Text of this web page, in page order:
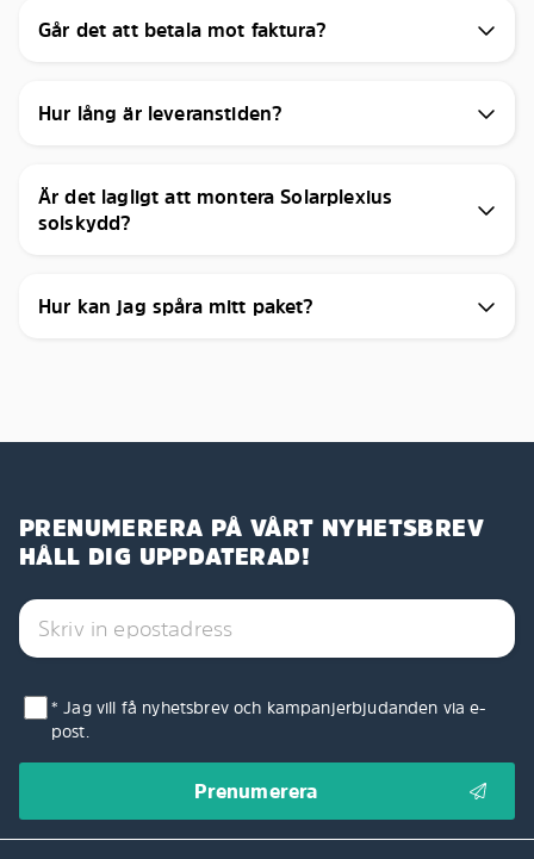
Går det att betala mot faktura?
Hur lång är leveranstiden?
Är det lagligt att montera Solarplexius
solskydd?
Hur kan jag spåra mitt paket?
PRENUMERERA PÅ VÅRT NYHETSBREV
HÅLL DIG UPPDATERAD!
* Jag vill få nyhetsbrev och kampanjerbjudanden via e-
post.